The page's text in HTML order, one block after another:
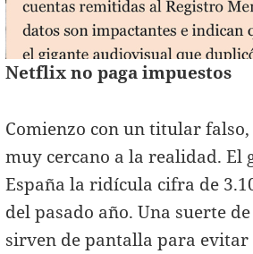
Netflix no paga impuestos
Comienzo con un titular
muy cercano a la realidad.
España la ridícula cifra de
del pasado año. Una suerte
sirven de pantalla para evitar